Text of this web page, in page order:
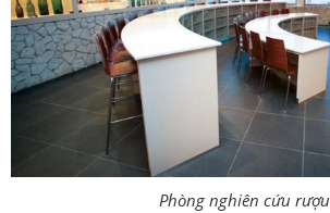
Phòng nghiên cứu rượu